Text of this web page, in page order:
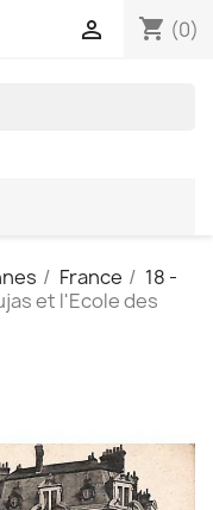
shopping_cart (0)

France
18 -
et l'Ecole des